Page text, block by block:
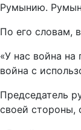
Румынию.
По его словам,
«У нас война
война с
Председатель
своей стороны,